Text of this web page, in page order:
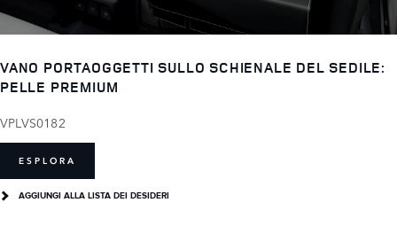
VANO PORTAOGGETTI SULLO SCHIENALE DEL SEDILE:
PELLE PREMIUM
VPLVS0182
ESPLORA
AGGIUNGI ALLA LISTA DEI DESIDERI